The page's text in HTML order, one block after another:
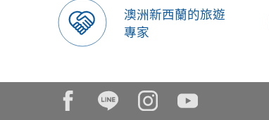
澳洲新西蘭的旅遊
專家